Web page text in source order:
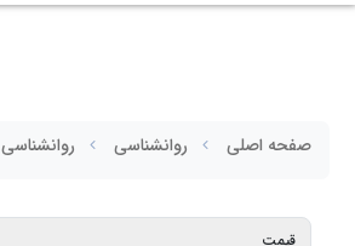
صفحه اصلی روانشناسی روانشناسی